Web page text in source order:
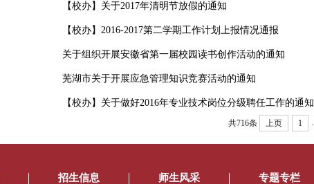
【校办】关于2017年清明节放假的通知
【校办】2016-2017第二学期工作计划上报情况通报
关于组织开展安徽省第一届校园读书创作活动的通知
芜湖市关于开展应急管理知识竞赛活动的通知
【校办】关于做好2016年专业技术岗位分级聘任工作的通知
共716条 上页 1
招生信息 师生风采 专题专栏